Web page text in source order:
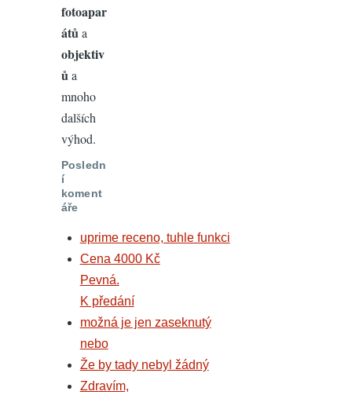
fotoapar
átů a
objektiv
ů a
mnoho
dalších
výhod.
Posledn
í
koment
áře
uprime receno, tuhle funkci
Cena 4000 Kč
Pevná.
K předání
možná je jen zaseknutý
nebo
Že by tady nebyl žádný
Zdravím,